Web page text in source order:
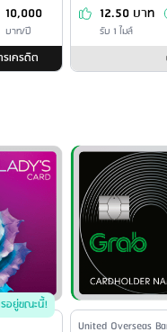
10,000
บาท/ปี
เครดิต
12.50 บาท
รับ 1 ไมล์
อยู่ขณะนี้!
Issuer Name /
United Overseas